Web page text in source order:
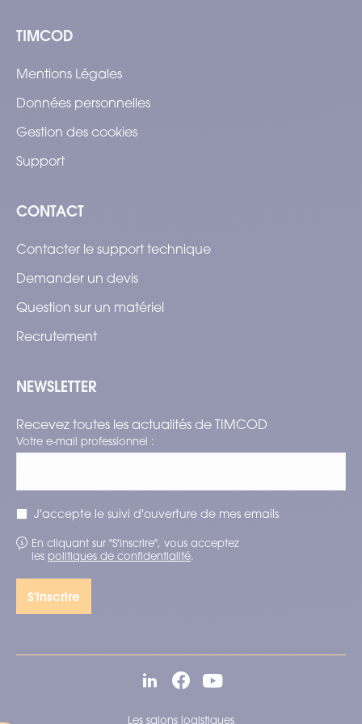
TIMCOD
Mentions Légales
Données personnelles
Gestion des cookies
Support
CONTACT
Contacter le support technique
Demander un devis
Question sur un matériel
Recrutement
NEWSLETTER
Recevez toutes les actualités de TIMCOD
Votre e-mail professionnel :
J'accepte le suivi d'ouverture de mes emails
En cliquant sur "S'inscrire", vous acceptez
les politiques de confidentialité.
Les salons logistiques